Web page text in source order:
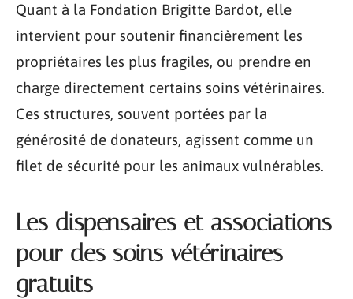
Quant à la Fondation Brigitte Bardot, elle
intervient pour soutenir financièrement les
propriétaires les plus fragiles, ou prendre en
charge directement certains soins vétérinaires.
Ces structures, souvent portées par la
générosité de donateurs, agissent comme un
filet de sécurité pour les animaux vulnérables.
Les dispensaires et associations
pour des soins vétérinaires
gratuits